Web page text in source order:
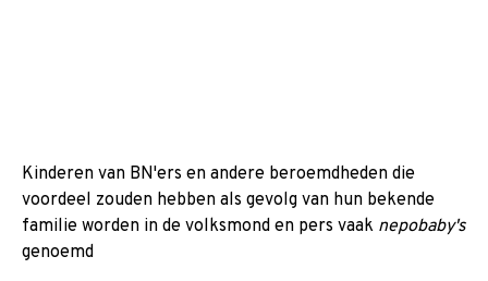
Kinderen van BN'ers en andere beroemdheden die
voordeel zouden hebben als gevolg van hun bekende
familie worden in de volksmond en pers vaak nepobaby's
genoemd